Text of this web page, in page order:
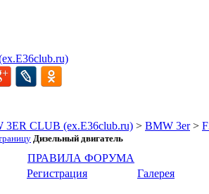
3ER CLUB (ex.E36club.ru) > BMW 3er >
Дизельный двигатель
ПРАВИЛА ФОРУМА
Регистрация Галерея